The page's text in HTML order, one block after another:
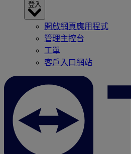
登入
開啟網頁應用程式
管理主控台
工單
客戶入口網站